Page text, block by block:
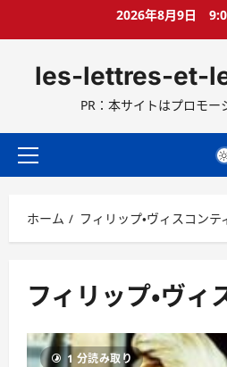
ス
ッ
2026年8月9日
les-lettres-et-
PR：本サイトはプロモー
メ
メ
ニ
ー
ホーム フィリップ・ヴィスコンテ
フィリップ・ヴィ
1 分読み取り